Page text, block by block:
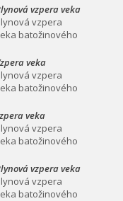
Plynová vzpera
batožinového
Ei
vzpera veka
639/258
vzpera
batožinového
Plynová vzpera
batožinového
Ei
veka
387/139
vzpera
batožinového
Plynová vzpera
batožinového
Ei
veka
558/253
vzpera
batožinového
Plynová vzpera
batožinového
Ei
vzpera veka
549/219
vzpera
batožinového